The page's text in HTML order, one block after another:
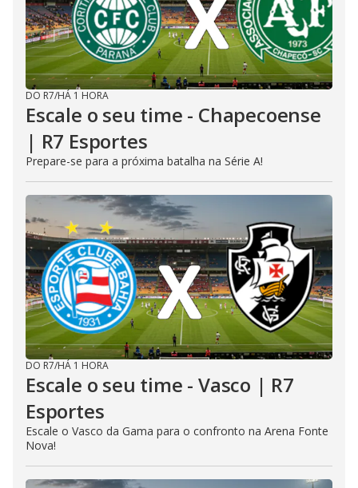
DO R7/HÁ 1 HORA
Escale o seu time - Chapecoense
| R7 Esportes
Prepare-se para a próxima batalha na Série A!
DO R7/HÁ 1 HORA
Escale o seu time - Vasco | R7
Esportes
Escale o Vasco da Gama para o confronto na Arena Fonte
Nova!